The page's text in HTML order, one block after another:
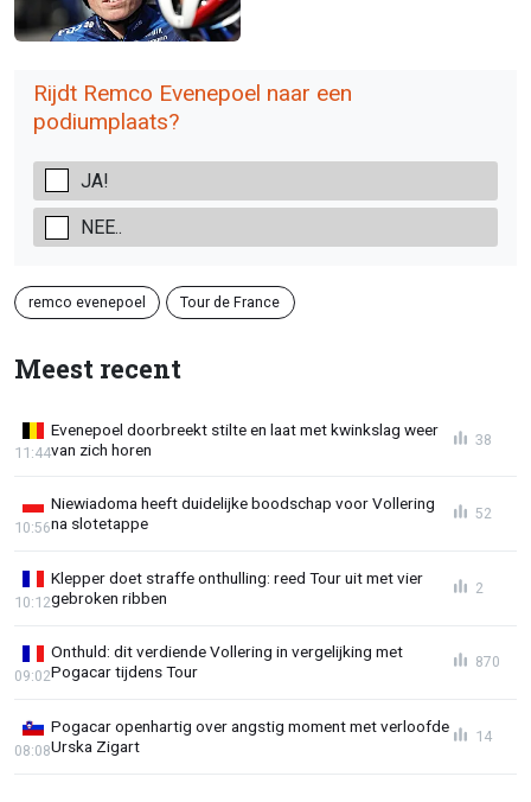
Rijdt Remco Evenepoel naar een
podiumplaats?
JA!
NEE..
remco evenepoel Tour de France
Meest recent
Evenepoel doorbreekt stilte en laat met kwinkslag weer
van zich horen
11:44
38
Niewiadoma heeft duidelijke boodschap voor Vollering
na slotetappe
10:56
52
Klepper doet straffe onthulling: reed Tour uit met vier
gebroken ribben
10:12
2
Onthuld: dit verdiende Vollering in vergelijking met
Pogacar tijdens Tour
09:02
870
Pogacar openhartig over angstig moment met verloofde
Urska Zigart
08:08
14